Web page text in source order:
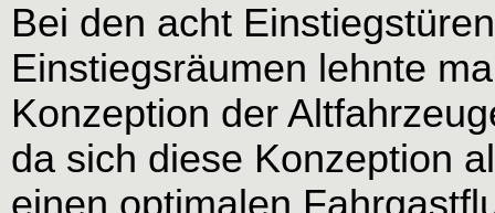
Bei den acht
Einstiegsräumen lehnte
Konzeption der
da sich diese Konzeption